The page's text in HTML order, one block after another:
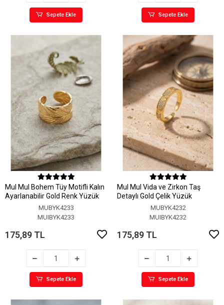
Sepete Ekle Sepete Ekle
MuI MuI Bohem Tüy Motifli Kalın
Ayarlanabilir Gold Renk Yüzük
MUBYK4233
MUIBYK4233
175,89 TL
Sepete Ekle
MuI MuI Vida ve Zirkon Taş
Detaylı Gold Çelik Yüzük
MUBYK4232
MUIBYK4232
175,89 TL
Sepete Ekle